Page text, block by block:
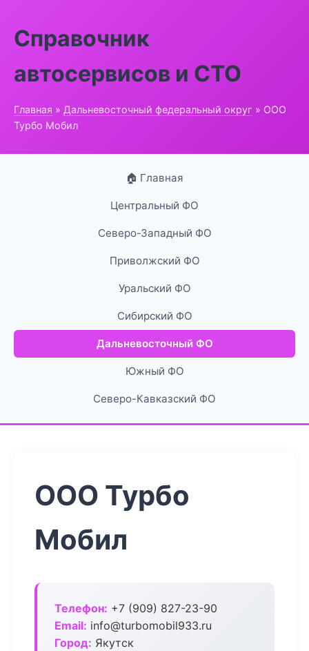
Справочник
автосервисов и СТО
Главная » Дальневосточный федеральный округ » ООО
Турбо Мобил
🏠 Главная
Центральный ФО
Северо-Западный ФО
Приволжский ФО
Уральский ФО
Сибирский ФО
Дальневосточный ФО
Южный ФО
Северо-Кавказский ФО
ООО Турбо
Мобил
Телефон: +7 (909) 827-23-90
Email: info@turbomobil933.ru
Город: Якутск